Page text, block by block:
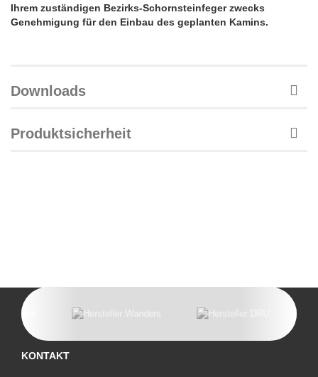
Ihrem zuständigen Bezirks-Schornsteinfeger zwecks
Genehmigung für den Einbau des geplanten Kamins.
Downloads
Produktsicherheit
KONTAKT